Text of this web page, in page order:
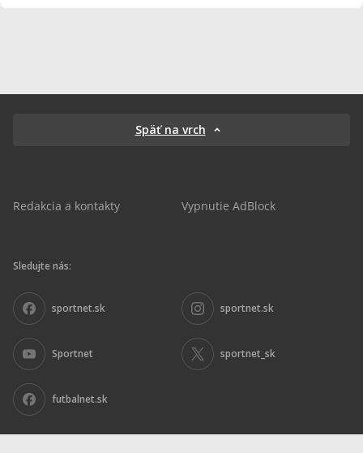
Späť na vrch
Redakcia a kontakty Vypnutie AdBlock
Sledujte nás:
sportnet.sk sportnet.sk
Sportnet sportnet_sk
futbalnet.sk